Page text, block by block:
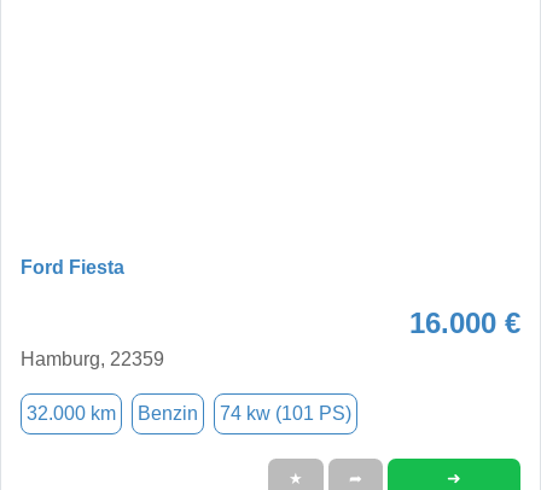
Ford Fiesta
16.000 €
Hamburg, 22359
32.000 km Benzin 74 kw (101 PS)
★ ➦ ➜